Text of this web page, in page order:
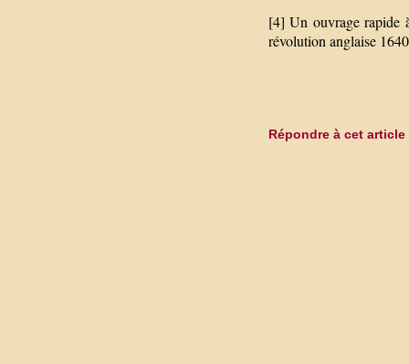
[4] Un ouvrage rapide
révolution anglaise
Répondre à cet article